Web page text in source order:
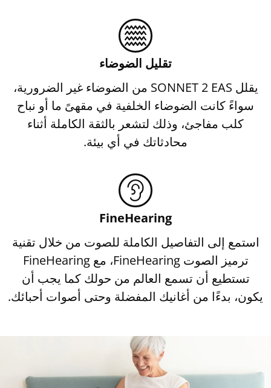
تقليل الضوضاء
يقلل SONNET 2 EAS من الضوضاء غير الضرورية،
سواءً كانت الضوضاء الخلفية في مقهىً ما أو نباح
كلب مفاجئ، وذلك لتشعر بالثقة الكاملة أثناء
محادثاتك في أي بيئة.
FineHearing
استمع إلى التفاصيل الكاملة للصوت من خلال تقنية
ترميز الصوت FineHearing، مع FineHearing
تستطيع أن تسمع العالم من حولك كما يجب أن
يكون، بدءًا من أغانيك المفضلة وحتى أصوات أحبائك.